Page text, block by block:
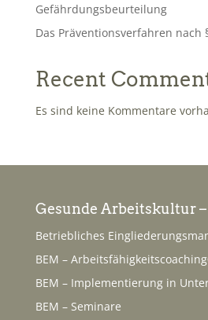
Gefährdungsbeurteilung
Das Präventionsverfahren nach
Recent
Es sind keine Kommentare
Gesunde Arbeitskultur
Betriebliches
BEM –
BEM – Implementierung in
BEM – Seminare